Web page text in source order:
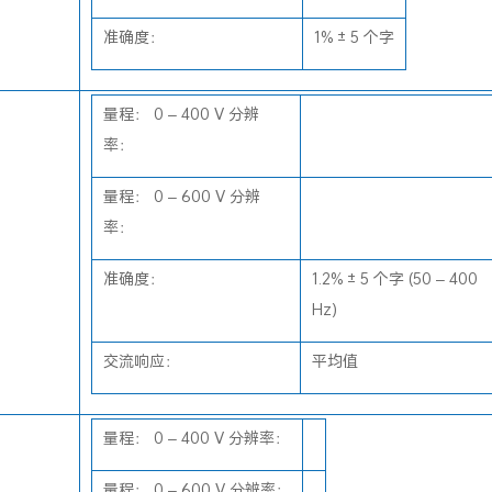
准确度： 1% ± 5 个字
量程： 0 – 400 V 分辨
率：
量程： 0 – 600 V 分辨
率：
准确度：
1.2% ± 5 个字 (50 – 400
Hz)
交流响应： 平均值
量程： 0 – 400 V 分辨率：